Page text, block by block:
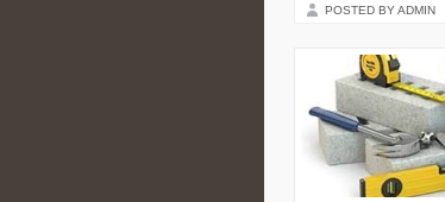
POSTED BY ADMIN